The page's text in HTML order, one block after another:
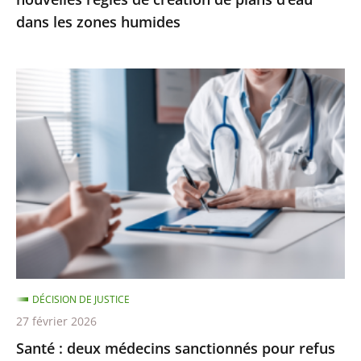
dans
zones
dans les zones humides
deux
médecins
sanctionnés
pour
refus
de
soins
discriminatoire
Santé : deux médecins sanctionnés pour refus
DÉCISION DE JUSTICE
27 février 2026